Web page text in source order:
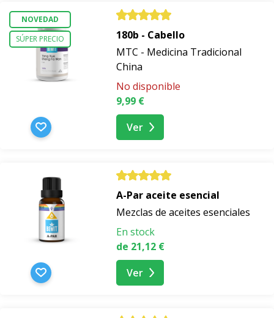
NOVEDAD
SÚPER PRECIO
180b - Cabello
MTC - Medicina Tradicional
China
No disponible
9,99 €
Ver
A-Par aceite esencial
Mezclas de aceites esenciales
En stock
de 21,12 €
Ver